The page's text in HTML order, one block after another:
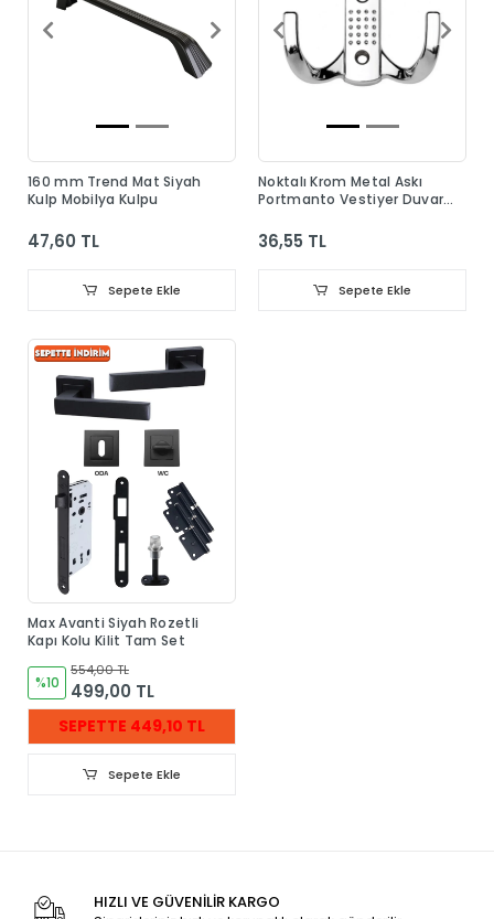
160 mm Trend Mat Siyah
Kulp Mobilya Kulpu
47,60 TL
Sepete Ekle
Noktalı Krom Metal Askı
Portmanto Vestiyer Duvar
36,55 TL
Sepete Ekle
Max Avanti Siyah Rozetli
Kapı Kolu Kilit Tam Set
%10
554,00 TL
499,00 TL
SEPETTE 449,10 TL
Sepete Ekle
HIZLI VE GÜVENİLİR KARGO